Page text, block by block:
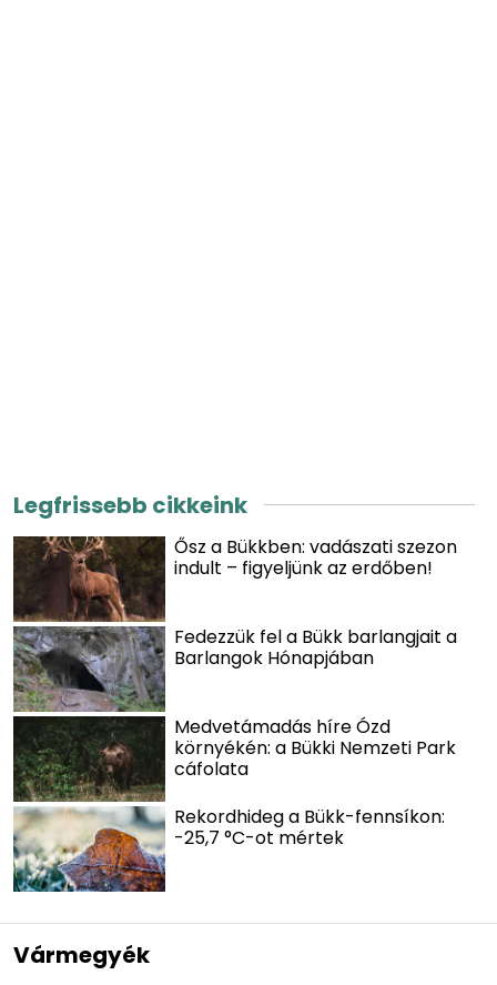
Legfrissebb cikkeink
Ősz a Bükkben: vadászati szezon
indult – figyeljünk az erdőben!
Fedezzük fel a Bükk barlangjait a
Barlangok Hónapjában
Medvetámadás híre Ózd
környékén: a Bükki Nemzeti Park
cáfolata
Rekordhideg a Bükk-fennsíkon:
-25,7 °C-ot mértek
Vármegyék